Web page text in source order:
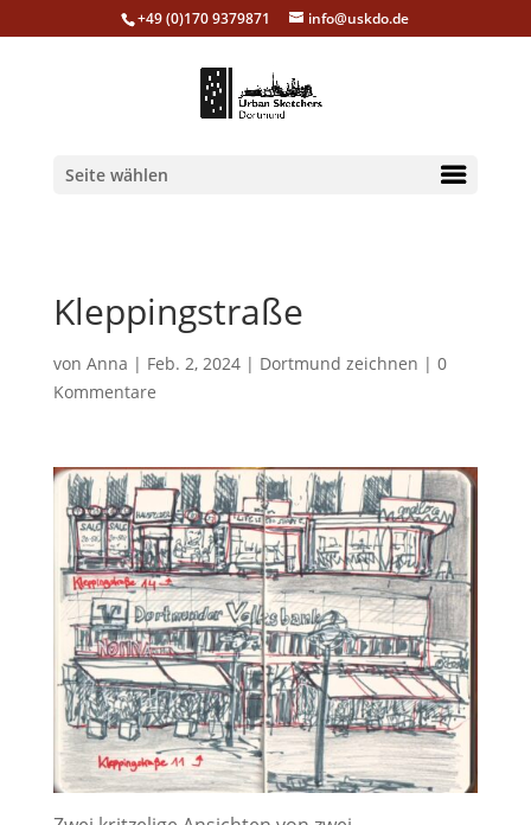
+49 (0)170 9379871 info@uskdo.de
Seite wählen
Kleppingstraße
von Anna | Feb. 2, 2024| Dortmund zeichnen | 0
Kommentare